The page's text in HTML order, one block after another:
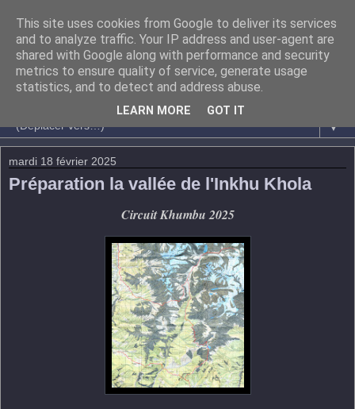
▼
mardi 18 février 2025
Préparation la vallée de l'Inkhu Khola
Circuit Khumbu 2025
This site uses cookies from Google to deliver its services
and to analyze traffic. Your IP address and user-agent are
shared with Google along with performance and security
metrics to ensure quality of service, generate usage
statistics, and to detect and address abuse.
LEARN MORE GOT IT